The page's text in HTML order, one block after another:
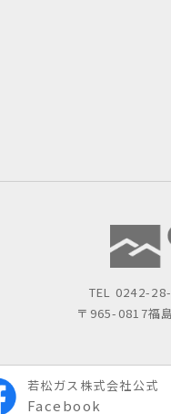
TEL 0242-
〒965-0817福
若松ガス株式会社公式
Facebook